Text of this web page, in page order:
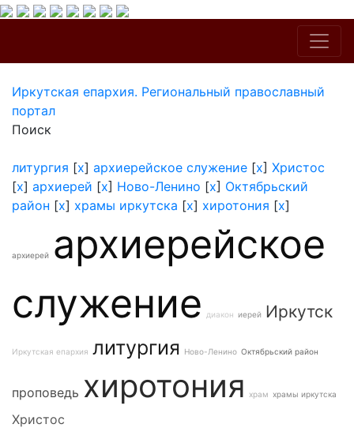
Иркутская епархия. Региональный православный
портал
Поиск
литургия [x] архиерейское служение [x] Христос
[x] архиерей [x] Ново-Ленино [x] Октябрьский
район [x] храмы иркутска [x] хиротония [x]
архиерей архиерейское
служение
диакон иерей Иркутск
Иркутская епархия литургия Ново-Ленино Октябрьский район
проповедь хиротония храм храмы иркутска
Христос